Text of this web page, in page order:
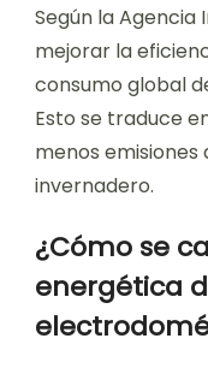
Según la Agencia
mejorar la
consumo global
Esto se traduce
menos
invernadero.
¿Cómo se
energética